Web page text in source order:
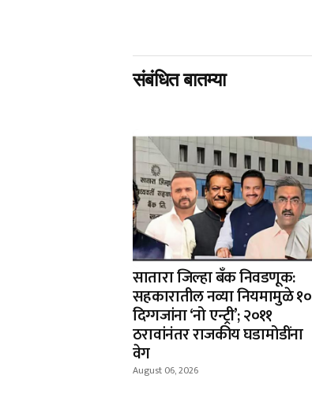
संबंधित बातम्या
सातारा जिल्हा बँक निवडणूक:
सहकारातील नव्या नियमामुळे १०
दिग्गजांना ‘नो एन्ट्री’; २०११
ठरावांनंतर राजकीय घडामोडींना
वेग
August 06, 2026